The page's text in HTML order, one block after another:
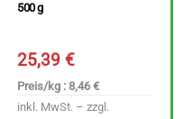
500 g
25,39€
Preis/kg : 8,46 €
inkl. MwSt. – zzgl.